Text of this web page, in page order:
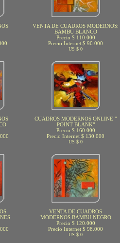
VENTA DE CUADROS MODERNOS:
BAMBU BLANCO
Precio $ 110.000
Precio Internet $ 90.000
US $ 0
CUADROS MODERNOS ONLINE "
POINT BLANK"
Precio $ 160.000
Precio Internet $ 130.000
US $ 0
VENTA DE CUADROS
MODERNOS:BAMBU NEGRO
Precio $ 120.000
Precio Internet $ 98.000
US $ 0